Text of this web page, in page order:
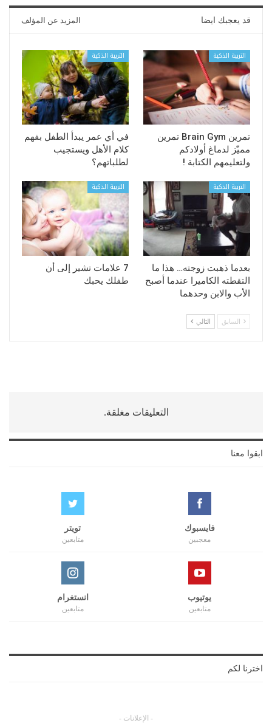
قد يعجبك ايضا المزيد عن المؤلف
التربية الذكية
تمرين Brain Gym تمرين
مميّز لدماغ أولادكم
ولتعليمهم الكتابة !
التربية الذكية
في أي عمر يبدأ الطفل بفهم
كلام الأهل ويستجيب
لطلباتهم؟
التربية الذكية
بعدما ذهبت زوجته… هذا ما
التقطته الكاميرا عندما أصبح
الأب والابن وحدهما
التربية الذكية
7 علامات تشير إلى أن
طفلك يحبك
السابق التالي
التعليقات مغلقة.
ابقوا معنا
فايسبوك
معجبين
تويتر
متابعين
يوتيوب
متابعين
انستغرام
متابعين
اخترنا لكم
- الإعلانات -